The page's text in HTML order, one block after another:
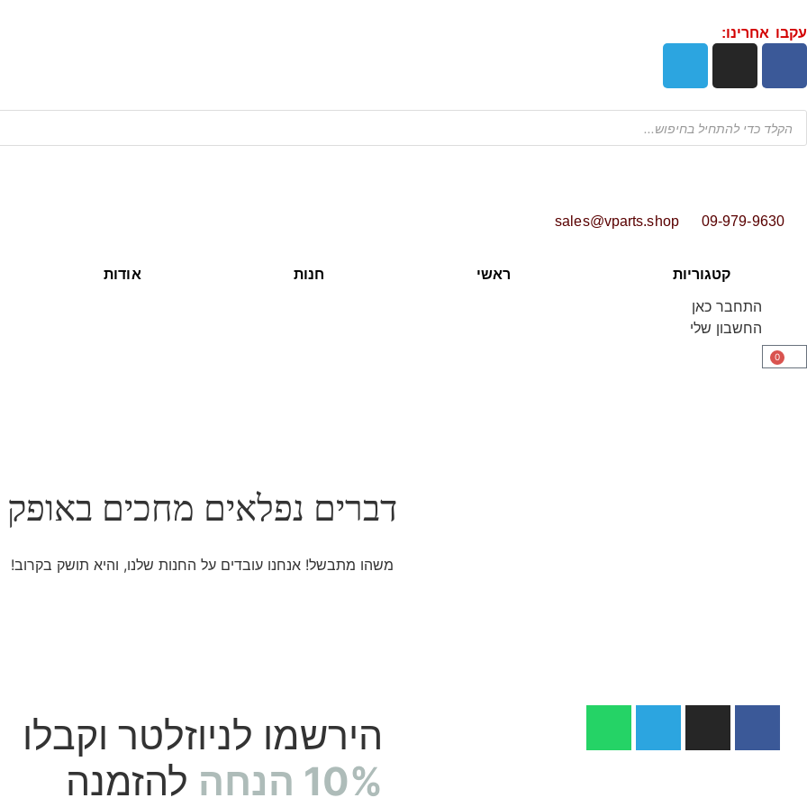
עקבו אחרינו:
09-979-9630
sales@vparts.shop
קטגוריות ראשי חנות אודות
התחבר כאן
החשבון שלי
0
דברים נפלאים מחכים באופק
משהו מתבשל! אנחנו עובדים על החנות שלנו, והיא תושק בקרוב!
הירשמו לניוזלטר וקבלו
10% הנחה
להזמנה